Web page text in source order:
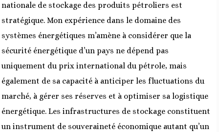
nationale de stockage des produits pétroliers est
stratégique. Mon expérience dans le domaine des
systèmes énergétiques m’amène à considérer que la
sécurité énergétique d’un pays ne dépend pas
uniquement du prix international du pétrole, mais
également de sa capacité à anticiper les fluctuations du
marché, à gérer ses réserves et à optimiser sa logistique
énergétique. Les infrastructures de stockage constituent
un instrument de souveraineté économique autant qu’un